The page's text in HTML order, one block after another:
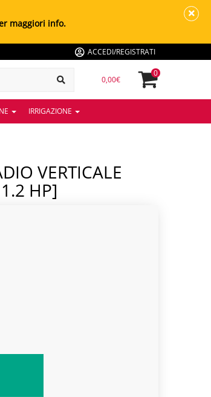
maggiori info.
ACCEDI/REGISTRATI
0,00€
0
IRRIGAZIONE
HP]